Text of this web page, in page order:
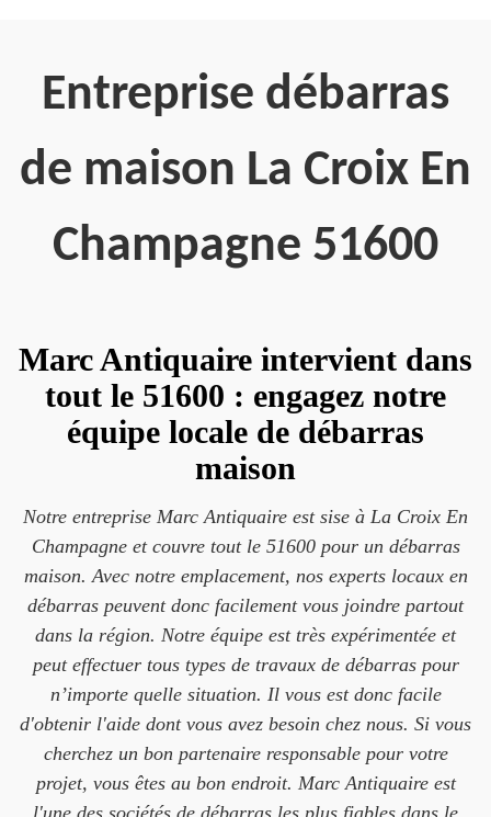
Entreprise débarras
de maison La Croix En
Champagne 51600
Marc Antiquaire intervient dans
tout le 51600 : engagez notre
équipe locale de débarras
maison
Notre entreprise Marc Antiquaire est sise à La Croix En
Champagne et couvre tout le 51600 pour un débarras
maison. Avec notre emplacement, nos experts locaux en
débarras peuvent donc facilement vous joindre partout
dans la région. Notre équipe est très expérimentée et
peut effectuer tous types de travaux de débarras pour
n’importe quelle situation. Il vous est donc facile
d'obtenir l'aide dont vous avez besoin chez nous. Si vous
cherchez un bon partenaire responsable pour votre
projet, vous êtes au bon endroit. Marc Antiquaire est
l'une des sociétés de débarras les plus fiables dans le